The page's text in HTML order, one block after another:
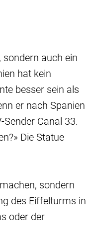
sondern auch ein
hat kein
besser sein als
er nach Spanien
Canal 33.
Die Statue
sondern
des Eiffelturms in
oder der